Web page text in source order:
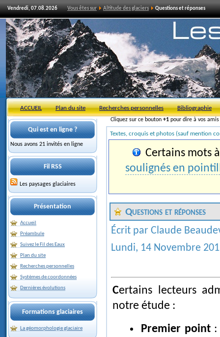
Vendredi, 07.08.2026 Vous êtes sur Altitude des glaciers Questions et réponses
ACCUEIL Plan du site Recherches personnelles Bibliographie
Cliquez sur ce bouton +1 pour dire à vos
Qui est en ligne ?
Nous avons 21 invités en ligne
Fil RSS
Les paysages glaciaires
Présentation
Accueil
Préambule
Suivez le Fil des Eaux
Plan du site
Recherches personnelles
Systèmes de coordonnées
Dernières évolutions
Formations glaciaires
La géomorphologie glaciaire
Textes, croquis et photos (sauf mention
Certains mots
soulignés en
Questions et réponses
Écrit par Claude
Lundi, 14 Novembre
Certains lecteurs admettent avec difficultés trois points essentiels de
notre étude :
Premier point: